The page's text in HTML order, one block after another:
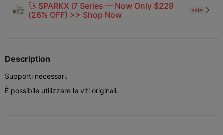
🚀 SPARKX i7 Series — Now Only $229
(26% OFF) >> Shop Now
sale 
Description
Supporti necessari.
È possibile utilizzare le viti originali.